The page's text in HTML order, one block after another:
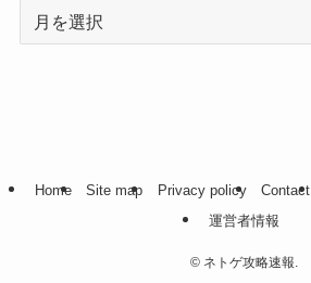
Home Site map Privacy policy Contact
運営者情報
©ネトゲ攻略速報.